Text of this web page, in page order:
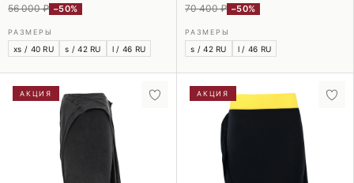
56 000 ₽ −50%
РАЗМЕРЫ
xs / 40 RU s / 42 RU l / 46 RU
70 400 ₽ −50%
РАЗМЕРЫ
s / 42 RU l / 46 RU
АКЦИЯ АКЦИЯ